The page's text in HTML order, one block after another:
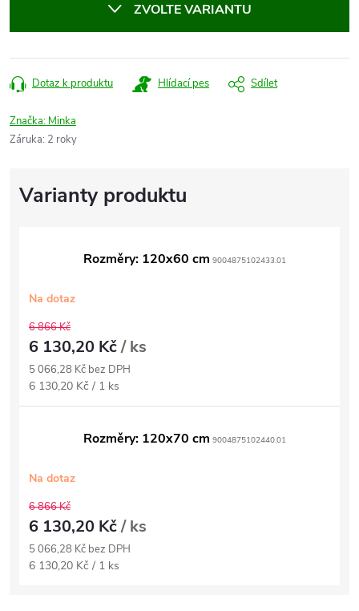
ZVOLTE VARIANTU
Dotaz k produktu Hlídací pes Sdílet
Značka: Minka
Záruka: 2 roky
Rozměry: 120x60 cm 9004875102433.01
Na dotaz
6 866 Kč
6 130,20 Kč/ ks
5 066,28 Kč bez DPH
Měrná
cena:
6 130,20 Kč / 1 ks
Rozměry: 120x70 cm 9004875102440.01
Na dotaz
6 866 Kč
6 130,20 Kč/ ks
5 066,28 Kč bez DPH
Měrná
6 130,20 Kč / 1 ks